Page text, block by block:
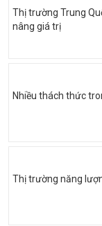
Thị trường Trung
nâng giá trị
Nhiều thách thức
Thị trường năng